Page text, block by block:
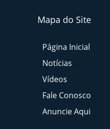
Mapa do Site
Página Inicial
Notícias
Vídeos
Fale Conosco
Anuncie Aqui